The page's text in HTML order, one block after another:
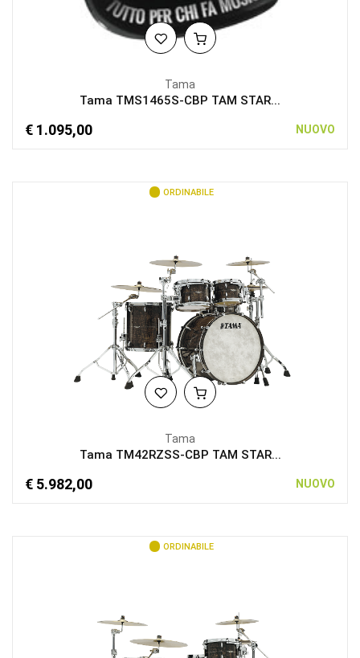
Tama
Tama TMS1465S-CBP TAM STAR...
€ 1.095,00 NUOVO
ORDINABILE
Tama
Tama TM42RZSS-CBP TAM STAR...
€ 5.982,00 NUOVO
ORDINABILE